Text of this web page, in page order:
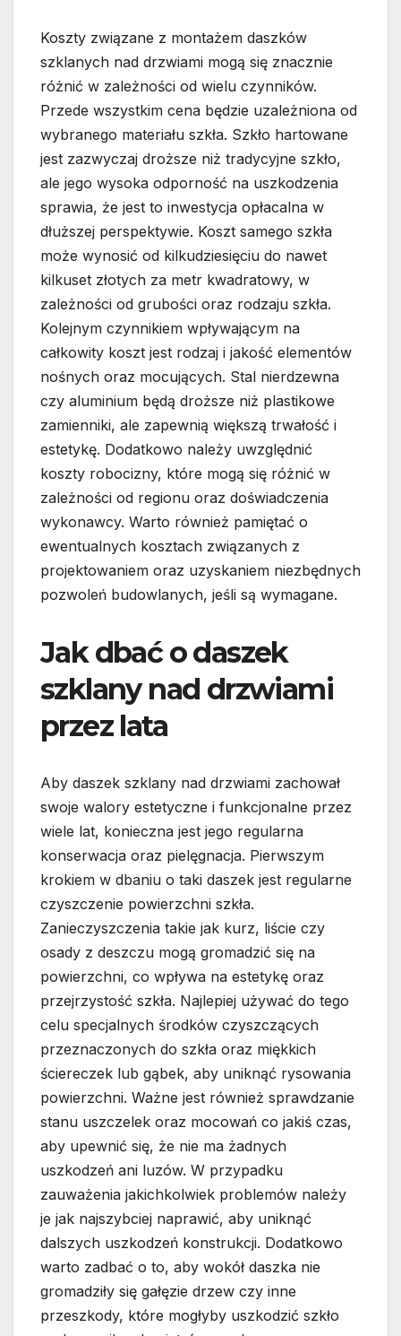
Koszty związane z montażem daszków
szklanych nad drzwiami mogą się znacznie
różnić w zależności od wielu czynników.
Przede wszystkim cena będzie uzależniona od
wybranego materiału szkła. Szkło hartowane
jest zazwyczaj droższe niż tradycyjne szkło,
ale jego wysoka odporność na uszkodzenia
sprawia, że jest to inwestycja opłacalna w
dłuższej perspektywie. Koszt samego szkła
może wynosić od kilkudziesięciu do nawet
kilkuset złotych za metr kwadratowy, w
zależności od grubości oraz rodzaju szkła.
Kolejnym czynnikiem wpływającym na
całkowity koszt jest rodzaj i jakość elementów
nośnych oraz mocujących. Stal nierdzewna
czy aluminium będą droższe niż plastikowe
zamienniki, ale zapewnią większą trwałość i
estetykę. Dodatkowo należy uwzględnić
koszty robocizny, które mogą się różnić w
zależności od regionu oraz doświadczenia
wykonawcy. Warto również pamiętać o
ewentualnych kosztach związanych z
projektowaniem oraz uzyskaniem niezbędnych
pozwoleń budowlanych, jeśli są wymagane.
Jak dbać o daszek
szklany nad drzwiami
przez lata
Aby daszek szklany nad drzwiami zachował
swoje walory estetyczne i funkcjonalne przez
wiele lat, konieczna jest jego regularna
konserwacja oraz pielęgnacja. Pierwszym
krokiem w dbaniu o taki daszek jest regularne
czyszczenie powierzchni szkła.
Zanieczyszczenia takie jak kurz, liście czy
osady z deszczu mogą gromadzić się na
powierzchni, co wpływa na estetykę oraz
przejrzystość szkła. Najlepiej używać do tego
celu specjalnych środków czyszczących
przeznaczonych do szkła oraz miękkich
ściereczek lub gąbek, aby uniknąć rysowania
powierzchni. Ważne jest również sprawdzanie
stanu uszczelek oraz mocowań co jakiś czas,
aby upewnić się, że nie ma żadnych
uszkodzeń ani luzów. W przypadku
zauważenia jakichkolwiek problemów należy
je jak najszybciej naprawić, aby uniknąć
dalszych uszkodzeń konstrukcji. Dodatkowo
warto zadbać o to, aby wokół daszka nie
gromadziły się gałęzie drzew czy inne
przeszkody, które mogłyby uszkodzić szkło